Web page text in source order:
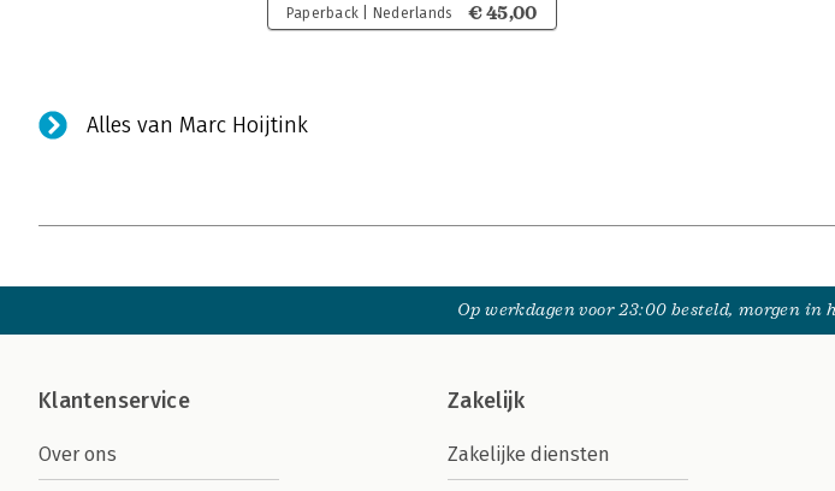
Paperback | Nederlands € 45,00
Alles van Marc Hoijtink
Op werkdagen voor 23:00 besteld, morgen in
Klantenservice
Over ons
Zakelijk
Zakelijke diensten